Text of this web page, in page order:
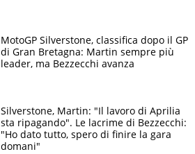
MotoGP Silverstone, classifica dopo il GP
di Gran Bretagna: Martin sempre più
leader, ma Bezzecchi avanza
Silverstone, Martin: "Il lavoro di Aprilia
sta ripagando". Le lacrime di Bezzecchi:
"Ho dato tutto, spero di finire la gara
domani"